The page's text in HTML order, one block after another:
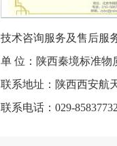
技术咨询服务及售后服
单 位：陕西秦境标准物
联系地址：陕西西安航
联系电话：029-